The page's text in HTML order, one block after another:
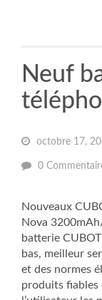
Neuf
octobre 17,
0
Nouveaux
Nova
batterie
bas, meilleur
et des normes
produits fiables